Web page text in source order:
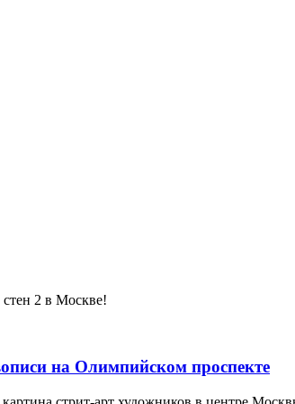
стен 2 в Москве!
на Олимпийском проспекте